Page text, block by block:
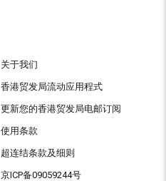
关于我们
香港贸发局流动应用程式
更新您的香港贸发局电邮订阅
使用条款
超连结条款及细则
京ICP备09059244号